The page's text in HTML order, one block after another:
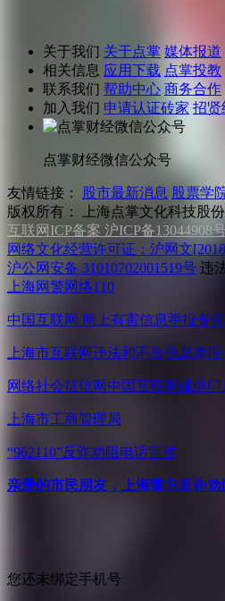
关于我们 关于点掌 媒体报道
相关信息 应用下载 点掌投教
联系我们 帮助中心 商务合作
加入我们 申请认证砖家 招贤
点掌财经微信公众号
友情链接： 股市最新消息 股票学
版权所有：
上海点掌文化科技股
互联网ICP备案 沪ICP备13044908
网络文化经营许可证：沪网文
沪公网安备 31010702001519号 违
上海网警网络110
中国互联网 网上有害信息举报专区
上海市互联网违法和不良信息举报
网络社会征信网 中国互联网诚信门
上海市工商管理局
“962110”反诈劝阻电话宣传
亲爱的市民朋友，上海警方反诈
您还未绑定手机号